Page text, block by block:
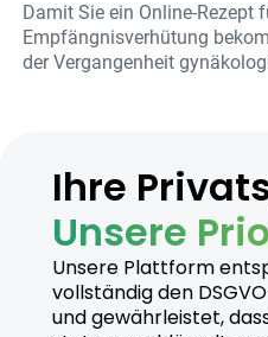
Damit Sie ein Online-Rezept
Empfängnisverhütung
der Vergangenheit
Ihre
Unsere
Unsere Plattform
vollständig den
und gewährleistet,